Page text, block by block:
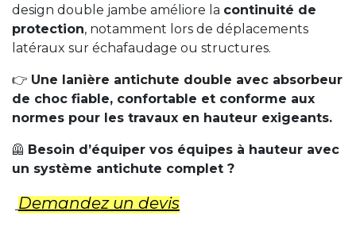
design double jambe améliore la continuité de
protection, notamment lors de déplacements
latéraux sur échafaudage ou structures.
👉 Une lanière antichute double avec absorbeur
de choc fiable, confortable et conforme aux
normes pour les travaux en hauteur exigeants.
🦺 Besoin d’équiper vos équipes à hauteur avec
un système antichute complet ?
Demandez un d​evis